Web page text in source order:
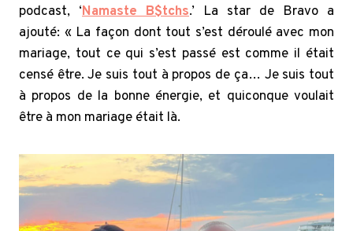
podcast, ‘Namaste B$tchs.’ La star de Bravo a
ajouté: « La façon dont tout s’est déroulé avec mon
mariage, tout ce qui s’est passé est comme il était
censé être. Je suis tout à propos de ça… Je suis tout
à propos de la bonne énergie, et quiconque voulait
être à mon mariage était là.